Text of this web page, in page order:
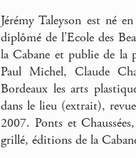
Jérémy Taleyson est né
diplômé de l’Ecole des
la Cabane et publie de la
Paul Michel, Claude
Bordeaux les arts
dans le lieu (extrait),
2007. Ponts et
grillé, éditions de la